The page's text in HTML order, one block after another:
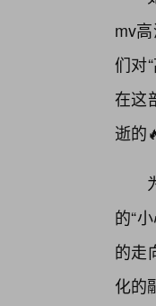
mv
们对
在这
逝的
的“
的走
化的